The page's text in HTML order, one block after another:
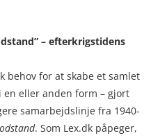
– efterkrigstidens
behov for at skabe et samlet
eller anden form – gjort
samarbejdslinje fra 1940-
. Som Lex.dk påpeger,